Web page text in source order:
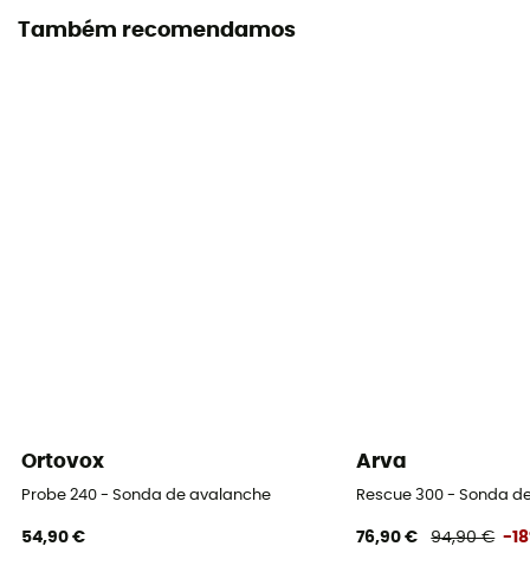
Comprimento aberto
Também recomendamos
Ortovox
Probe 240 - Sonda de avalanche
54,90 €
Arva
Rescue 300 - Sonda
76,90 € 94,90 € -